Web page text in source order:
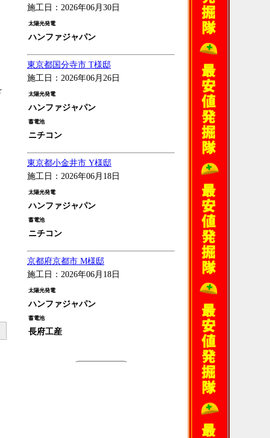
施工日：2026年06月30日
太陽光発電
ハンファジャパン
東京都国分寺市 T様邸
施工日：2026年06月26日
太陽光発電
ハンファジャパン
蓄電池
ニチコン
東京都小金井市 Y様邸
施工日：2026年06月18日
太陽光発電
ハンファジャパン
蓄電池
ニチコン
京都府京都市 M様邸
施工日：2026年06月18日
太陽光発電
ハンファジャパン
蓄電池
長府工産